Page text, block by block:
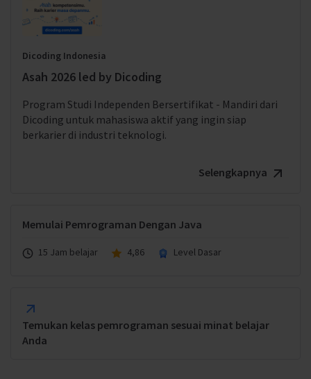
Dicoding Indonesia
Asah 2026 led by Dicoding
Program Studi Independen Bersertifikat - Mandiri dari
Dicoding untuk mahasiswa aktif yang ingin siap
berkarier di industri teknologi.
Selengkapnya
Memulai Pemrograman Dengan Java
15 Jam belajar 4,86 Level Dasar
Temukan kelas pemrograman sesuai minat belajar
Anda